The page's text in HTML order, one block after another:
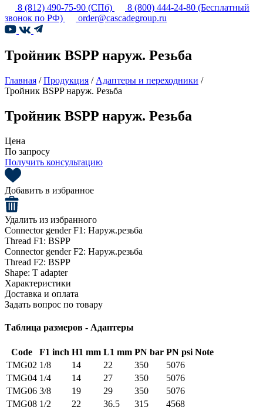
8 (812) 490-75-90 (СПб) 8 (800) 444-24-80 (Бесплатный
звонок по РФ)
order@cascadegroup.ru
Тройник BSPP наруж. Резьба
Главная /Продукция / Адаптеры и переходники /
Тройник BSPP наруж. Резьба
Тройник BSPP наруж. Резьба
Цена
По запросу
Получить консультацию
Добавить в избранное
Удалить из избранного
Connector gender F1: Наруж.резьба
Thread F1: BSPP
Connector gender F2: Наруж.резьба
Thread F2: BSPP
Shape: T adapter
Характеристики
Доставка и оплата
Задать вопрос по товару
Таблица размеров - Адаптеры
Code F1 inch H1 mm L1 mm PN bar PN psi Note
TMG02 1/8 14 22 350
5076
TMG04 1/4 14 27 350
5076
TMG06 3/8 19 29 350
5076
TMG08 1/2 22 36.5 315
4568